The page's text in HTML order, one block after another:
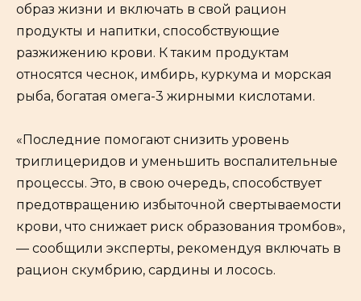
образ жизни и включать в свой рацион
продукты и напитки, способствующие
разжижению крови. К таким продуктам
относятся чеснок, имбирь, куркума и морская
рыба, богатая омега-3 жирными кислотами.
«Последние помогают снизить уровень
триглицеридов и уменьшить воспалительные
процессы. Это, в свою очередь, способствует
предотвращению избыточной свертываемости
крови, что снижает риск образования тромбов»,
— сообщили эксперты, рекомендуя включать в
рацион скумбрию, сардины и лосось.